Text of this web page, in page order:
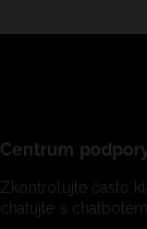
Centrum
Zkontrolujte často
chatujte s